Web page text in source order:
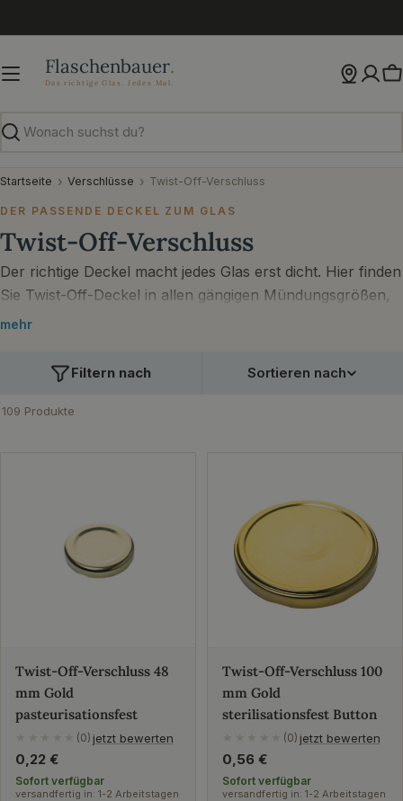
Inhalt
Suchen
Startseite Verschlüsse Twist-Off-Verschluss
DER PASSENDE DECKEL ZUM GLAS
Twist-Off-Verschluss
Der richtige Deckel macht jedes Glas erst dicht. Hier finden
Sie Twist-Off-Deckel in allen gängigen Mündungsgrößen,
passend zu Ihren Einmach- und Vorratsgläsern.
mehr
109 Produkte
Filtern nach Sortieren nach
Twist-Off-Verschluss 48
mm Gold
pasteurisationsfest
(0) jetzt bewerten
Regulärer
Preis
0,22 €
Sofort verfügbar
versandfertig in: 1-2 Arbeitstagen
Twist-Off-Verschluss 100
mm Gold
sterilisationsfest Button
(0) jetzt bewerten
Regulärer
Preis
0,56 €
Sofort verfügbar
versandfertig in: 1-2 Arbeitstagen